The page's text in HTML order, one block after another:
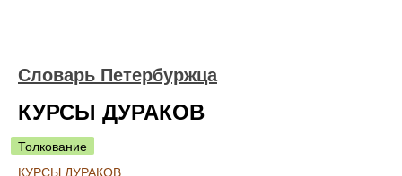
Словарь Петербуржца
КУРСЫ ДУРАКОВ
Толкование
КУРСЫ ДУРАКОВ